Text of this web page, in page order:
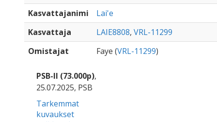
Kasvattajanimi
Lai'e
Kasvattaja
LAIE8808, VRL-11299
Omistajat
Faye (VRL-11299)
PSB-II (73.000p),
25.07.2025, PSB
Tarkemmat
kuvaukset